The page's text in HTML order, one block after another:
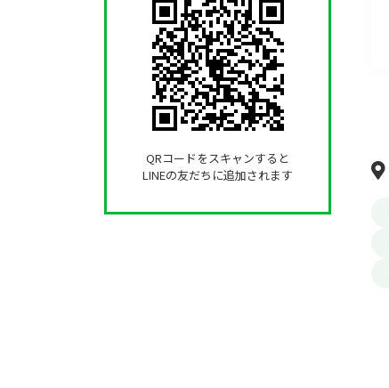
QRコードをスキャンすると
LINEの友だちに追加されます